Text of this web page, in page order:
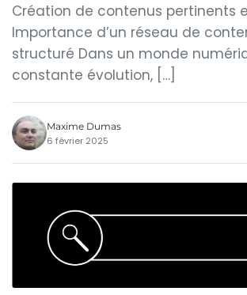
Création de contenus pertinents
Importance d’un réseau de
structuré Dans un monde
constante évolution, […]
Maxime Dumas
6 février 2025